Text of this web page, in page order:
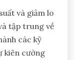
và giảm lo
tập trung về
các kỹ
kiên cường